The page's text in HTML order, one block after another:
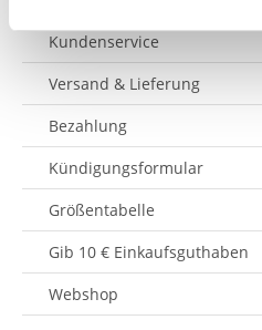
Kundenservice
Versand & Lieferung
Bezahlung
Kündigungsformular
Größentabelle
Gib 10 € Einkaufsguthaben
Webshop